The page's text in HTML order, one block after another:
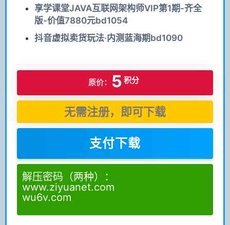
享学课堂JAVA互联网架构师VIP第1期-齐全
版-价值7880元bd1054
抖音虚拟卖货玩法·内测蓝海期bd1090
原价： 5 积分
无需注册，即可下载
支付下载
解压密码（两种）：
www.ziyuanet.com
wu6v.com